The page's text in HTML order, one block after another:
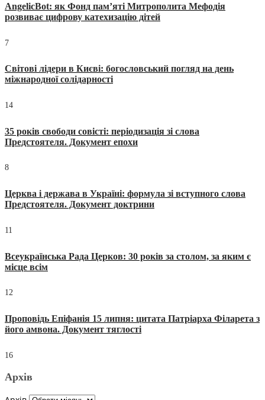
AngelicBot: як Фонд пам’яті Митрополита Мефодія
розвиває цифрову катехизацію дітей
7
Світові лідери в Києві: богословський погляд на день
міжнародної солідарності
14
35 років свободи совісті: періодизація зі слова
Предстоятеля. Документ епохи
8
Церква і держава в Україні: формула зі вступного слова
Предстоятеля. Документ доктрини
11
Всеукраїнська Рада Церков: 30 років за столом, за яким є
місце всім
12
Проповідь Епіфанія 15 липня: цитата Патріарха Філарета з
його амвона. Документ тяглості
16
Архів